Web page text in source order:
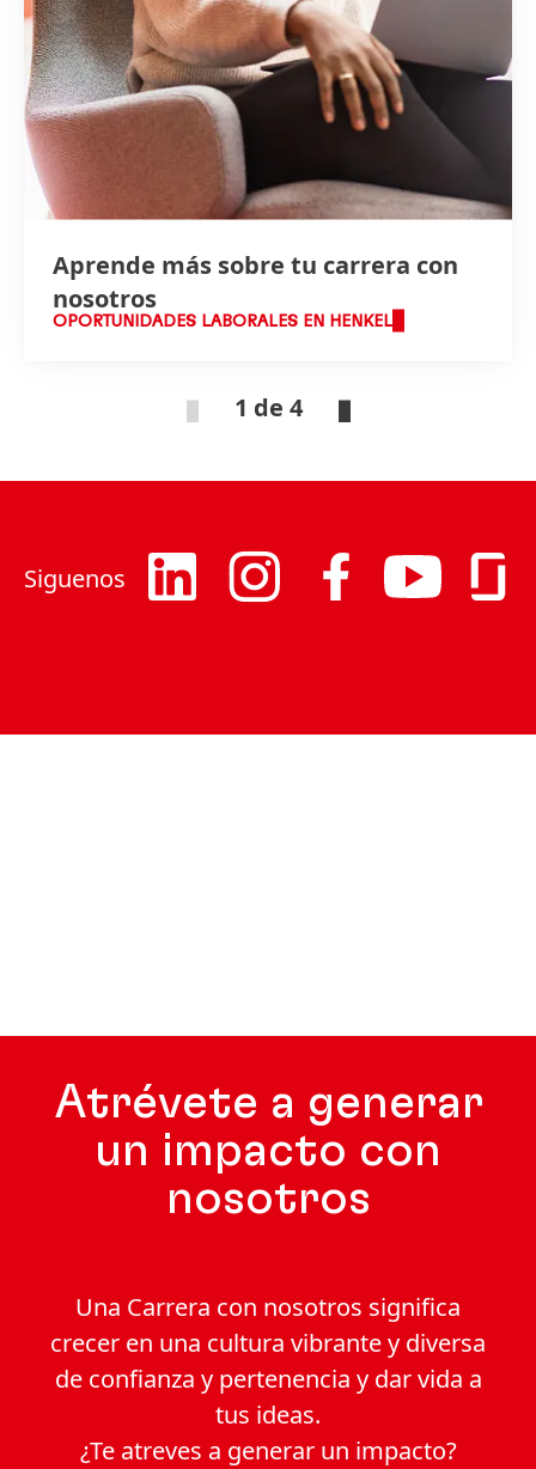
Aprende más sobre tu carrera con
nosotros
OPORTUNIDADES LABORALES EN HENKEL
1 de 4
Siguenos
Atrévete a generar
un impacto con
nosotros
Una Carrera con nosotros significa
crecer en una cultura vibrante y diversa
de confianza y pertenencia y dar vida a
tus ideas.
¿Te atreves a generar un impacto?